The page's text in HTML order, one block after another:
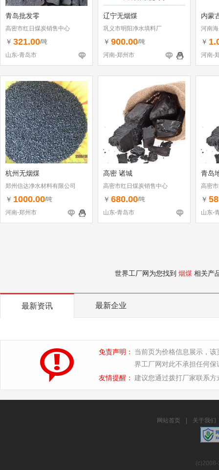
青岛批发零
高密市红日煤炭销售中心
￥ 321.00/吨
山东-青岛市
辽宁无烟煤
巩义市明阳净水填料厂
￥ 900.00/吨
河南-郑州市
内蒙
河南
￥
河南-
杭州无烟煤
郑州信达净水材料有限公司
￥ 1000.00/吨
河南-郑州市
高密 诸城
高密市红日煤炭销售中心
￥ 680.00/吨
山东-青岛市
青岛
高密
￥
山东-
世界工厂网为您找到 烟煤 相关产
最新资讯 最新企业
免责声明：
当前页为价格信息展示，
界工厂网对此不承担任何保
友情提醒： 建议您通过拨打厂家联系
网站首页 关于我们